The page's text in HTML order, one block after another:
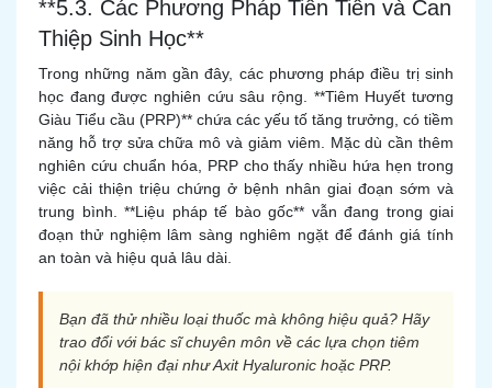
**5.3. Các Phương Pháp Tiên Tiến và Can
Thiệp Sinh Học**
Trong những năm gần đây, các phương pháp điều trị sinh
học đang được nghiên cứu sâu rộng. **Tiêm Huyết tương
Giàu Tiểu cầu (PRP)** chứa các yếu tố tăng trưởng, có tiềm
năng hỗ trợ sửa chữa mô và giảm viêm. Mặc dù cần thêm
nghiên cứu chuẩn hóa, PRP cho thấy nhiều hứa hẹn trong
việc cải thiện triệu chứng ở bệnh nhân giai đoạn sớm và
trung bình. **Liệu pháp tế bào gốc** vẫn đang trong giai
đoạn thử nghiệm lâm sàng nghiêm ngặt để đánh giá tính
an toàn và hiệu quả lâu dài.
Bạn đã thử nhiều loại thuốc mà không hiệu quả? Hãy
trao đổi với bác sĩ chuyên môn về các lựa chọn tiêm
nội khớp hiện đại như Axit Hyaluronic hoặc PRP.